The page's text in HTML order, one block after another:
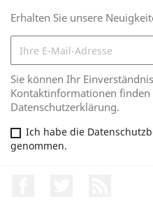
Erhalten Sie unsere
Sie können Ihr
Kontaktinformationen finden
Datenschutzerklärung.
Ich habe die
genommen.